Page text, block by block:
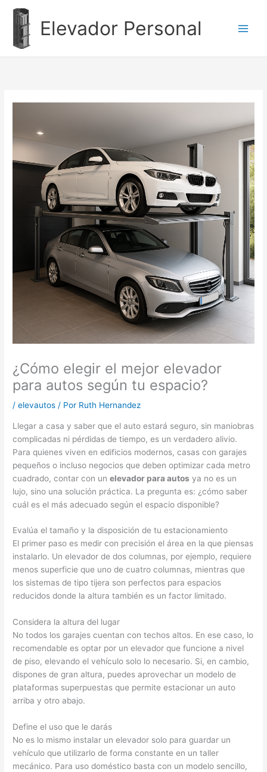
contenido
Elevador Personal
¿Cómo elegir el mejor elevador
para autos según tu espacio?
/elevautos / Por Ruth Hernandez
Llegar a casa y saber que el auto estará seguro, sin maniobras
complicadas ni pérdidas de tiempo, es un verdadero alivio.
Para quienes viven en edificios modernos, casas con garajes
pequeños o incluso negocios que deben optimizar cada metro
cuadrado, contar con unelevador para autos ya no es un
lujo, sino una solución práctica. La pregunta es: ¿cómo saber
cuál es el más adecuado según el espacio disponible?
Evalúa el tamaño y la disposición de tu estacionamiento
El primer paso es medir con precisión el área en la que piensas
instalarlo. Un elevador de dos columnas, por ejemplo, requiere
menos superficie que uno de cuatro columnas, mientras que
los sistemas de tipo tijera son perfectos para espacios
reducidos donde la altura también es un factor limitado.
Considera la altura del lugar
No todos los garajes cuentan con techos altos. En ese caso, lo
recomendable es optar por un elevador que funcione a nivel
de piso, elevando el vehículo solo lo necesario. Si, en cambio,
dispones de gran altura, puedes aprovechar un modelo de
plataformas superpuestas que permite estacionar un auto
arriba y otro abajo.
Define el uso que le darás
No es lo mismo instalar un elevador solo para guardar un
vehículo que utilizarlo de forma constante en un taller
mecánico. Para uso doméstico basta con un modelo sencillo,